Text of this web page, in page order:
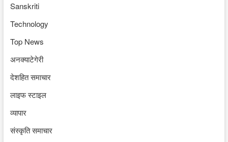
Sanskriti
Technology
Top News
अनक्याटेगेरी
देशहित समाचार
लाइफ स्टाइल
व्यापार
संस्कृति समाचार